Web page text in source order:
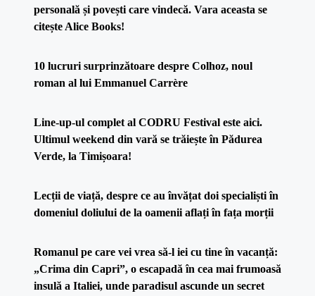
personală și povești care vindecă. Vara aceasta se
citește Alice Books!
10 lucruri surprinzătoare despre Colhoz, noul
roman al lui Emmanuel Carrère
Line-up-ul complet al CODRU Festival este aici.
Ultimul weekend din vară se trăiește în Pădurea
Verde, la Timișoara!
Lecții de viață, despre ce au învățat doi specialiști în
domeniul doliului de la oamenii aflați în fața morții
Romanul pe care vei vrea să-l iei cu tine în vacanță:
„Crima din Capri”, o escapadă în cea mai frumoasă
insulă a Italiei, unde paradisul ascunde un secret